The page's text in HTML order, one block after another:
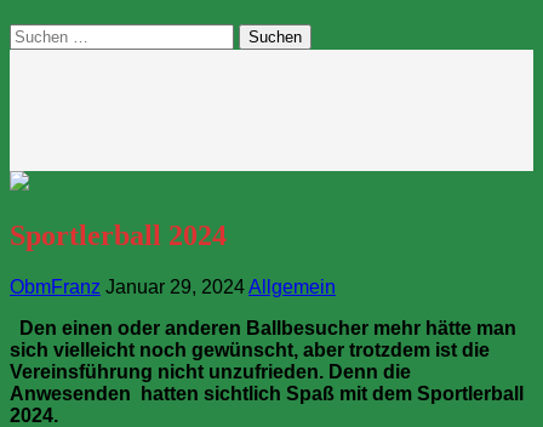
Suchen
nach:
Sportlerball 2024
ObmFranz Januar 29, 2024Allgemein
Den einen oder anderen Ballbesucher mehr hätte man
sich vielleicht noch gewünscht, aber trotzdem ist die
Vereinsführung nicht unzufrieden. Denn die
Anwesenden hatten sichtlich Spaß mit dem Sportlerball
2024.